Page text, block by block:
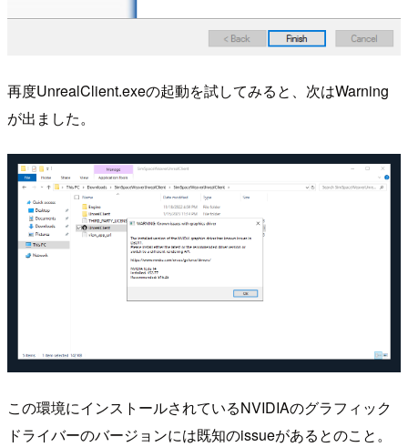
再度UnrealClient.exeの起動を試してみると、次はWarning
が出ました。
この環境にインストールされているNVIDIAのグラフィック
ドライバーのバージョンには既知のissueがあるとのこと。